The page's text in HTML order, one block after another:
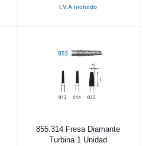
I.V.A Incluido
Añadir al carrito
855.314 Fresa Diamante
Turbina 1 Unidad